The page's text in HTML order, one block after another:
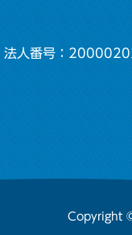
法人番号：
Copyright